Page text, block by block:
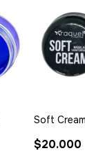
Soft
$20.000